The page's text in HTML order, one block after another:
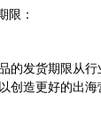
限：
的发货期限从
创造更好的出